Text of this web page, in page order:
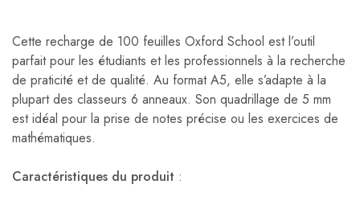
Cette recharge de 100 feuilles Oxford School est l’outil
parfait pour les étudiants et les professionnels à la recherche
de praticité et de qualité. Au format A5, elle s’adapte à la
plupart des classeurs 6 anneaux. Son quadrillage de 5 mm
est idéal pour la prise de notes précise ou les exercices de
mathématiques.
Caractéristiques du produit :